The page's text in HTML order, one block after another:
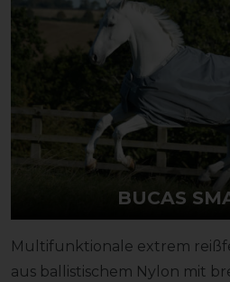
BUCAS
Multifunktionale extrem
aus ballistischem Nylon mit